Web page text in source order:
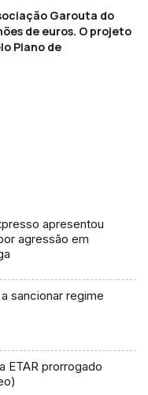
Garouta do
de euros. O projeto
Plano de
apresentou
agressão em
sancionar regime
ETAR prorrogado